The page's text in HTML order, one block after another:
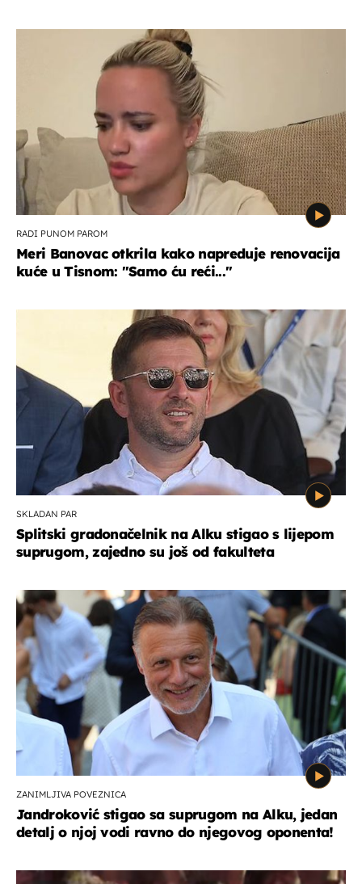
RADI PUNOM PAROM
Meri Banovac otkrila kako napreduje renovacija
kuće u Tisnom: "Samo ću reći..."
SKLADAN PAR
Splitski gradonačelnik na Alku stigao s lijepom
suprugom, zajedno su još od fakulteta
ZANIMLJIVA POVEZNICA
Jandroković stigao sa suprugom na Alku, jedan
detalj o njoj vodi ravno do njegovog oponenta!